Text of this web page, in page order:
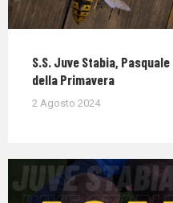
S.S. Juve Stabia,
della Primavera
2 Agosto 2024